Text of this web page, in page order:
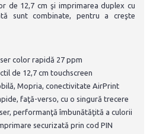
de 12,7 cm şi imprimarea duplex cu
sunt combinate, pentru a creşte
color rapidă 27 ppm
de 12,7 cm touchscreen
Mopria, conectivitate AirPrint
faţă-verso, cu o singură trecere
performanţă îmbunătăţită a culorii
securizată prin cod PIN